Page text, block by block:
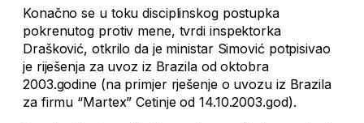
Konačno se u toku disciplinskog postupka
pokrenutog protiv mene, tvrdi inspektorka
Drašković, otkrilo da je ministar Simović potpisivao
je riješenja za uvoz iz Brazila od oktobra
2003.godine (na primjer rješenje o uvozu iz Brazila
za firmu “Martex” Cetinje od 14.10.2003.god).